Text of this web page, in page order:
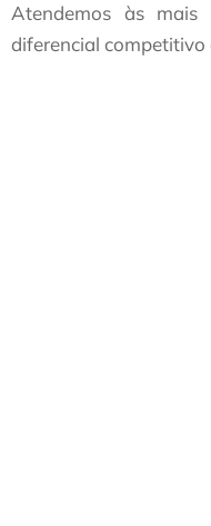
Atendemos às mais
diferencial competitivo